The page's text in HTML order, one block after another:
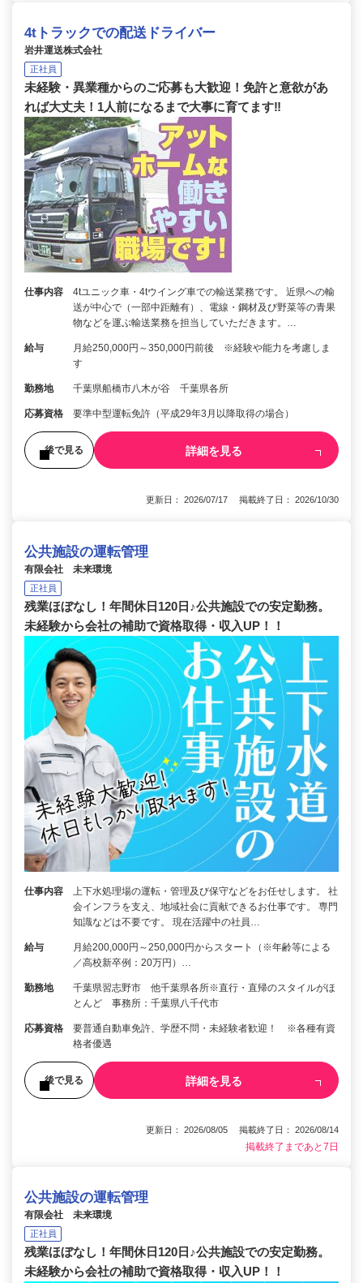
4tトラックでの配送ドライバー
岩井運送株式会社
正社員
未経験・異業種からのご応募も大歓迎！免許と意欲があ
れば大丈夫！1人前になるまで大事に育てます‼
仕事内容
4tユニック車・4tウイング車での輸送業務です。 近県への輸
送が中心で（一部中距離有）、電線・鋼材及び野菜等の青果
物などを運ぶ輸送業務を担当していただきます。…
給与
月給250,000円～350,000円前後 ※経験や能力を考慮しま
す
勤務地 千葉県船橋市八木が谷 千葉県各所
応募資格 要準中型運転免許（平成29年3月以降取得の場合）
後で見る 詳細を見る
更新日： 2026/07/17 掲載終了日： 2026/10/30
公共施設の運転管理
有限会社 未来環境
正社員
残業ほぼなし！年間休日120日♪公共施設での安定勤務。
未経験から会社の補助で資格取得・収入UP！！
仕事内容
上下水処理場の運転・管理及び保守などをお任せします。 社
会インフラを支え、地域社会に貢献できるお仕事です。 専門
知識などは不要です。 現在活躍中の社員…
給与
月給200,000円～250,000円からスタート（※年齢等による
／高校新卒例：20万円）…
勤務地
千葉県習志野市 他千葉県各所※直行・直帰のスタイルがほ
とんど 事務所：千葉県八千代市
応募資格
要普通自動車免許、学歴不問・未経験者歓迎！ ※各種有資
格者優遇
後で見る 詳細を見る
更新日： 2026/08/05 掲載終了日： 2026/08/14
掲載終了まであと7日
公共施設の運転管理
有限会社 未来環境
正社員
残業ほぼなし！年間休日120日♪公共施設での安定勤務。
未経験から会社の補助で資格取得・収入UP！！